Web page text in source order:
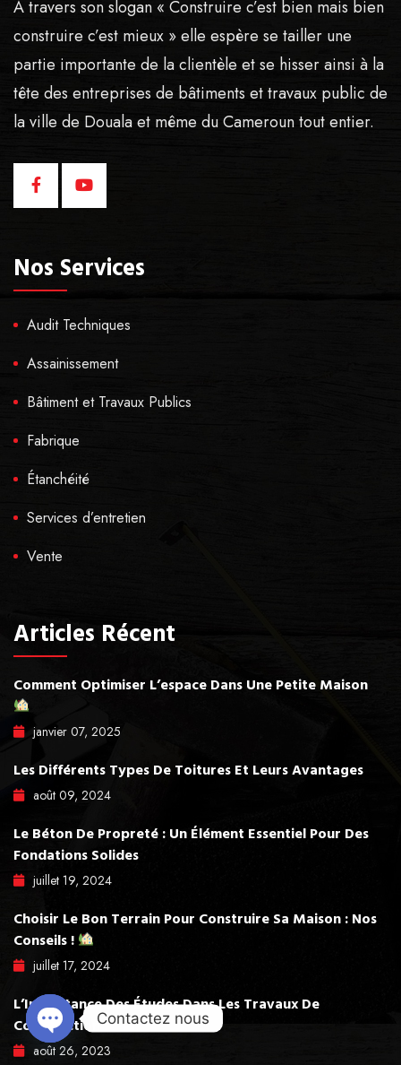
A travers son slogan « Construire c’est bien mais bien
construire c’est mieux » elle espère se tailler une
partie importante de la clientèle et se hisser ainsi à la
tête des entreprises de bâtiments et travaux public de
la ville de Douala et même du Cameroun tout entier.
Nos Services
Audit Techniques
Assainissement
Bâtiment et Travaux Publics
Fabrique
Étanchéité
Services d’entretien
Vente
Articles Récent
Comment Optimiser L’espace Dans Une Petite Maison
janvier 07, 2025
Les Différents Types De Toitures Et Leurs Avantages
août 09, 2024
Le Béton De Propreté : Un Élément Essentiel Pour Des
Fondations Solides
juillet 19, 2024
Choisir Le Bon Terrain Pour Construire Sa Maison : Nos
Conseils !
juillet 17, 2024
L’Importance Des Études Dans Les Travaux De
Construction
août 26, 2023
Contactez nous
Open chaty